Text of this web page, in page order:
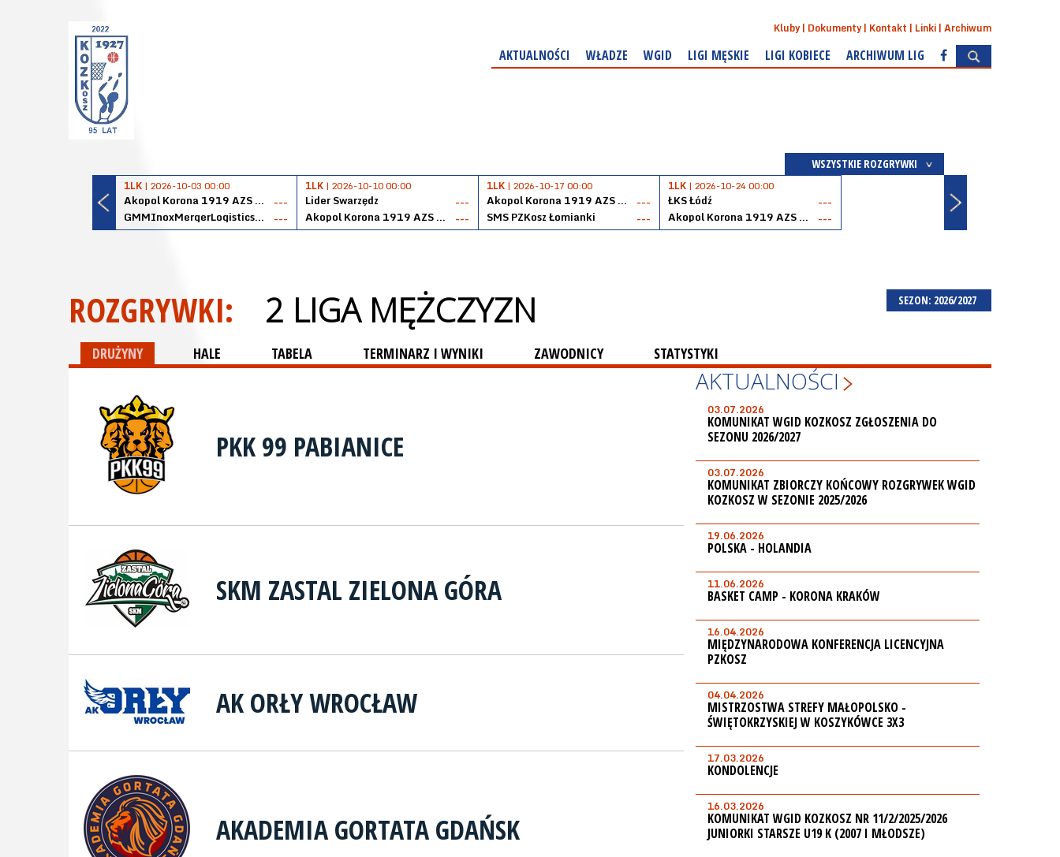
Kluby Dokumenty Kontakt Linki Archiwum
AKTUALNOŚCI WŁADZE WGID LIGI MĘSKIE LIGI KOBIECE ARCHIWUM LIG
WSZYSTKIE ROZGRYWKI
1LK | 2026-10-03 00:00
Akopol Korona 1919 AZS PK Kraków
---
GMMInoxMergerLogisticsPanteryŁańcut
---
1LK | 2026-10-10 00:00
Lider Swarzędz
---
Akopol Korona 1919 AZS PK Kraków
---
1LK | 2026-10-17 00:00
Akopol Korona 1919 AZS PK Kraków
---
SMS PZKosz Łomianki
---
1LK | 2026-10-24 00:00
ŁKS Łódź
---
Akopol Korona 1919 AZS PK Kraków
---
SEZON: 2026/2027
ROZGRYWKI: 2 LIGA MĘŻCZYZN
DRUŻYNY HALE TABELA TERMINARZ I WYNIKI ZAWODNICY STATYSTYKI
PKK 99 PABIANICE
SKM ZASTAL ZIELONA GÓRA
AK ORŁY WROCŁAW
AKADEMIA GORTATA GDAŃSK
AKTUALNOŚCI
03.07.2026
KOMUNIKAT WGID KOZKOSZ ZGŁOSZENIA DO
SEZONU 2026/2027
03.07.2026
KOMUNIKAT ZBIORCZY KOŃCOWY ROZGRYWEK WGID
KOZKOSZ W SEZONIE 2025/2026
19.06.2026
POLSKA - HOLANDIA
11.06.2026
BASKET CAMP - KORONA KRAKÓW
16.04.2026
MIĘDZYNARODOWA KONFERENCJA LICENCYJNA
PZKOSZ
04.04.2026
MISTRZOSTWA STREFY MAŁOPOLSKO -
ŚWIĘTOKRZYSKIEJ W KOSZYKÓWCE 3X3
17.03.2026
KONDOLENCJE
16.03.2026
KOMUNIKAT WGID KOZKOSZ NR 11/2/2025/2026
JUNIORKI STARSZE U19 K (2007 I MŁODSZE)